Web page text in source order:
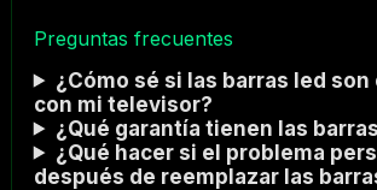
Preguntas frecuentes
¿Cómo sé si las barras led
con mi televisor?
¿Qué garantía tienen las
¿Qué hacer si el problema
después de reemplazar las